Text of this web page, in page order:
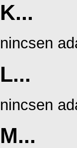
K...
nincsen
L...
nincsen
M...